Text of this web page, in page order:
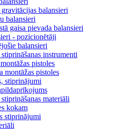
balansieri
balansieri
gaisa pievada balansieri
- pozicionētāji
balansieri
instrumenti
pistoles
montāžas pistoles
stiprinājumi
materiāli
kokam
stiprinājumi